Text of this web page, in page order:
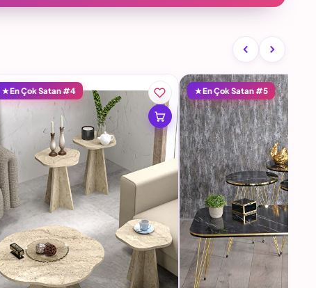
En Çok Satan #4 En Çok Satan #5